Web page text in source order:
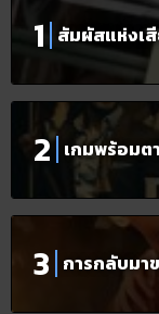
สัมผัสแห่งเ
เกมพร้อมต
การกลับมา